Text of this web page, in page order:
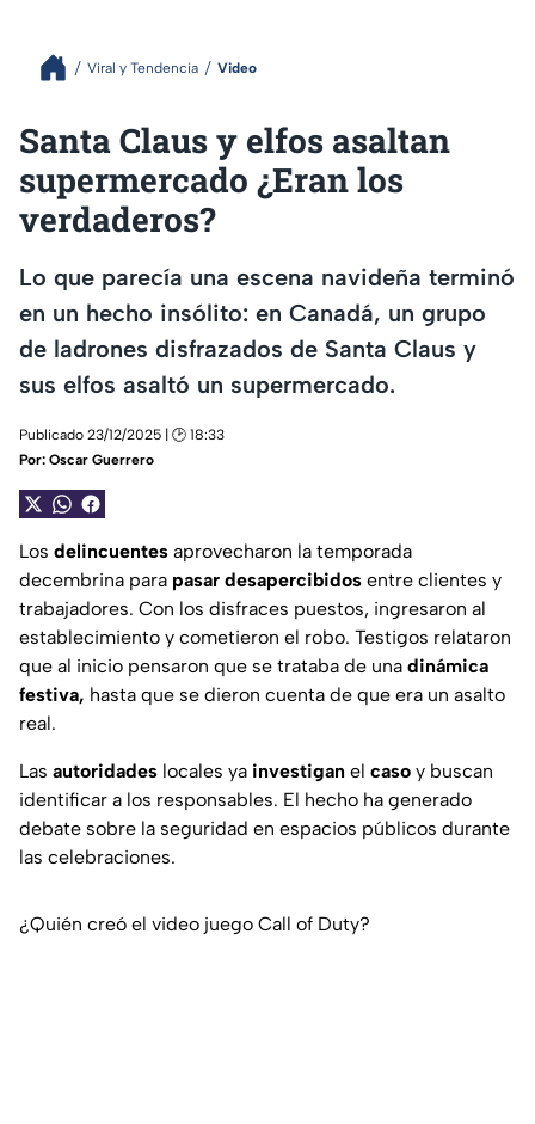
Viral y Tendencia Video
Santa Claus y elfos asaltan
supermercado ¿Eran los
verdaderos?
Lo que parecía una escena navideña terminó
en un hecho insólito: en Canadá, un grupo
de ladrones disfrazados de Santa Claus y
sus elfos asaltó un supermercado.
Publicado 23/12/2025 | 🕑 18:33
Por: Oscar Guerrero
Los delincuentes aprovecharon la temporada
decembrina para pasar desapercibidos entre clientes y
trabajadores. Con los disfraces puestos, ingresaron al
establecimiento y cometieron el robo. Testigos relataron
que al inicio pensaron que se trataba de una dinámica
festiva, hasta que se dieron cuenta de que era un asalto
real.
Las autoridades locales ya investigan el caso y buscan
identificar a los responsables. El hecho ha generado
debate sobre la seguridad en espacios públicos durante
las celebraciones.
¿Quién creó el video juego Call of Duty?